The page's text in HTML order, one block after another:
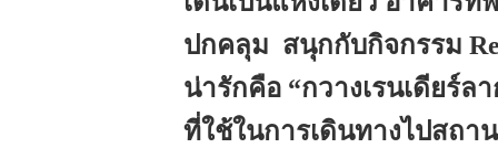
ปกคลุม สนุกกับกิจกรรม
น่ารักคือ “กวางเรนเดียร์
ที่ใช้ในการเดินทางไปสถา